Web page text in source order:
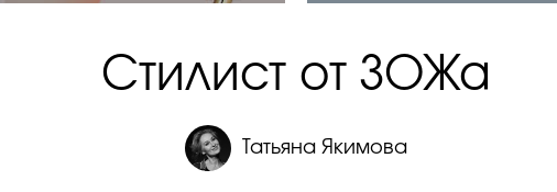
Стилист от ЗОЖа
Татьяна Якимова